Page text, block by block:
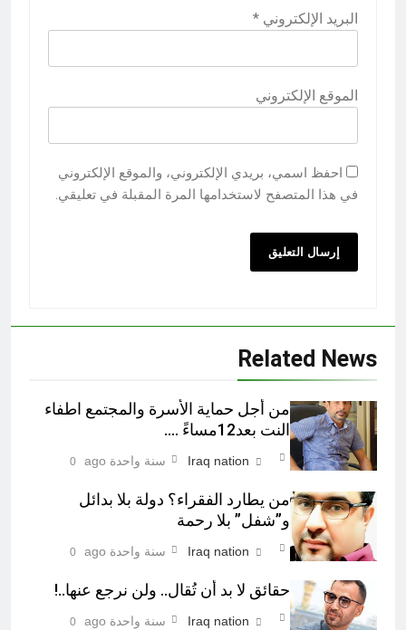
البريد الإلكتروني *
الموقع الإلكتروني
احفظ اسمي، بريدي الإلكتروني، والموقع الإلكتروني
في هذا المتصفح لاستخدامها المرة المقبلة في تعليقي.
Related News
من أجل حماية الأسرة والمجتمع اطفاء
النت بعد12مساءً ….
Iraq nation سنة واحدة ago 0
من يطارد الفقراء؟ دولة بلا بدائل
و”شفل” بلا رحمة
Iraq nation سنة واحدة ago 0
حقائق لا بد أن تُقال.. ولن نرجع عنها..!
Iraq nation سنة واحدة ago 0